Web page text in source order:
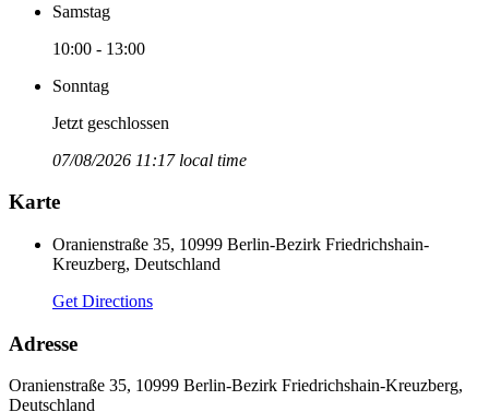
Samstag
10:00 - 13:00
Sonntag
Jetzt geschlossen
07/08/2026 11:17 local time
Karte
Oranienstraße 35, 10999 Berlin-Bezirk Friedrichshain-
Kreuzberg, Deutschland
Get Directions
Adresse
Oranienstraße 35, 10999 Berlin-Bezirk Friedrichshain-Kreuzberg,
Deutschland